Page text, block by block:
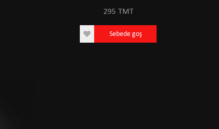
295 TMT
Sebede goş